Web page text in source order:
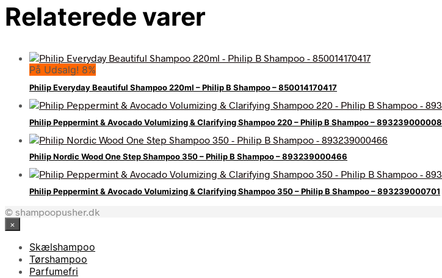
Relaterede varer
På Udsalg! 8%
Philip Everyday Beautiful Shampoo 220ml – Philip B Shampoo – 850014170417
Philip Peppermint & Avocado Volumizing & Clarifying Shampoo 220 – Philip B Shampoo – 893239000008
Philip Nordic Wood One Step Shampoo 350 – Philip B Shampoo – 893239000466
Philip Peppermint & Avocado Volumizing & Clarifying Shampoo 350 – Philip B Shampoo – 893239000701
© shampoopusher.dk
×
Skælshampoo
Tørshampoo
Parfumefri